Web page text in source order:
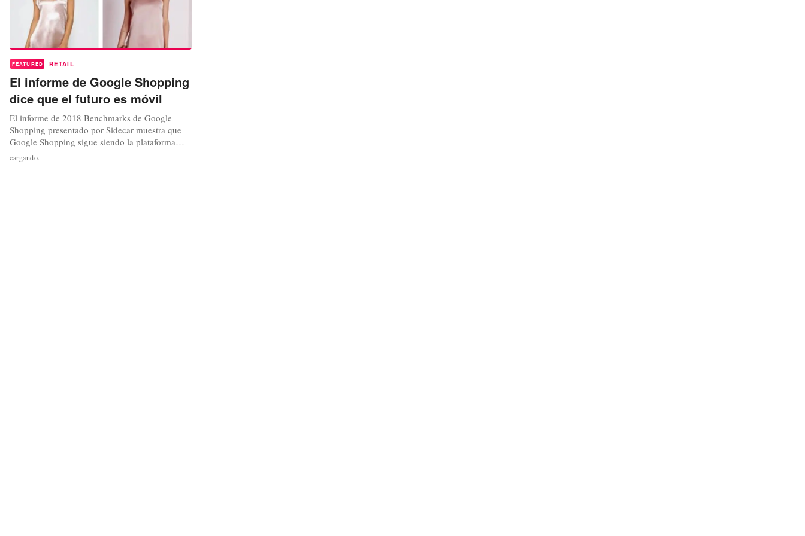
FEATURED RETAIL
El informe de Google Shopping
dice que el futuro es móvil
El informe de 2018 Benchmarks de Google
Shopping presentado por Sidecar muestra que
Google Shopping sigue siendo la plataforma
clave de comercialización y compra para los
minoristas que venden en línea. Los ingresos
cargando...